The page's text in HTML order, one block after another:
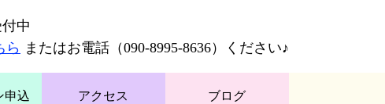
中
ら またはお電話（090-8995-8636）ください♪
申込 アクセス ブログ